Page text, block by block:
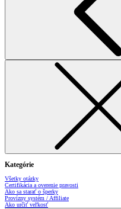
Kategórie
Všetky otázky
Certifikácia a overenie pravosti
Ako sa starať o šperky
Provízny systém / Affiliate
Ako určiť veľkosť